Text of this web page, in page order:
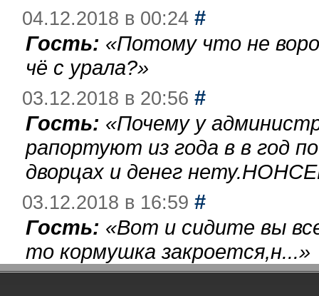
04.12.2018 в 00:24 #
Гость: «Потому что не
чё с урала?»
03.12.2018 в 20:56 #
Гость: «Почему у
рапортуют из года в в год
дворцах и денег
03.12.2018 в 16:59 #
Гость: «Вот и сидите вы
то кормушка закроется,н...»